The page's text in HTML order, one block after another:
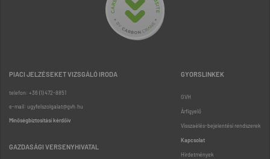
PIACI JELZÉSEKET VIZSGÁLÓ IRODA
telefon: +36 (1) 472-8851
e-mail: ugyfelszolgalat@gvh.hu
Minőségbiztosítási kérdőív
GAZDASÁGI VERSENYHIVATAL
GYORSLINKEK
GVH
Árfigyelő
Visszaélés-bejelentési rendszerek
Kapcsolat
Hirdetmények